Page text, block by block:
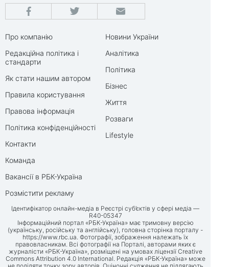
Про компанію
Редакційна політика і
стандарти
Як стати нашим автором
Правила користування
Правова інформація
Політика конфіденційності
Контакти
Команда
Вакансії в РБК-Україна
Розмістити рекламу
Новини України
Аналітика
Політика
Бізнес
Життя
Розваги
Lifestyle
Ідентифікатор онлайн-медіа в Реєстрі суб’єктів у сфері медіа —
R40-05347
Інформаційний портал «РБК-Україна» має тримовну версію
(українську, російську та англійську), головна сторінка порталу -
https://www.rbc.ua. Фотографії, зображення належать їх
правовласникам. Всі фотографії на Порталі, авторами яких є
журналісти «РБК-Україна», розміщені на умовах ліцензії Creative
Commons Attribution 4.0 International. Редакція «РБК-Україна» може